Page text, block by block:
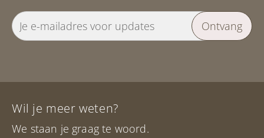
Ontvang
Wil je meer weten?
We staan je graag te woord.